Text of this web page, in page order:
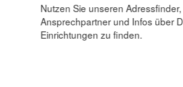
Nutzen Sie unseren
Ansprechpartner und Infos über
Einrichtungen zu finden.